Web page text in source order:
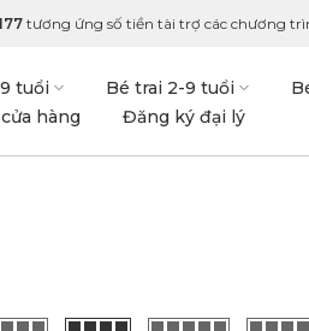
tương ứng số tiền tài trợ các chương
tuổi Bé trai 2-9 tuổi
hàng Đăng ký đại lý